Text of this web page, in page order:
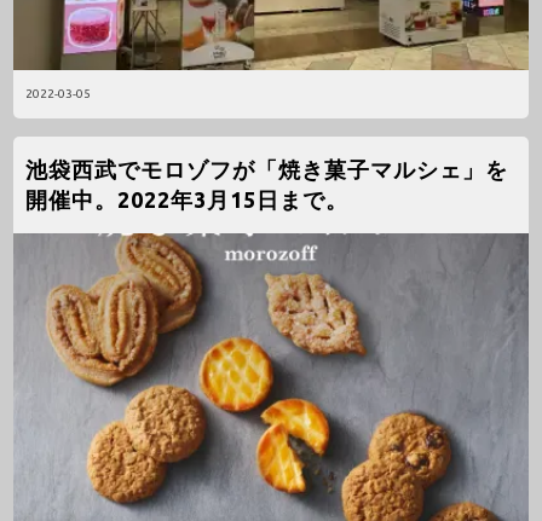
2022-03-05
池袋西武でモロゾフが「焼き菓子マルシェ」を
開催中。2022年3月15日まで。